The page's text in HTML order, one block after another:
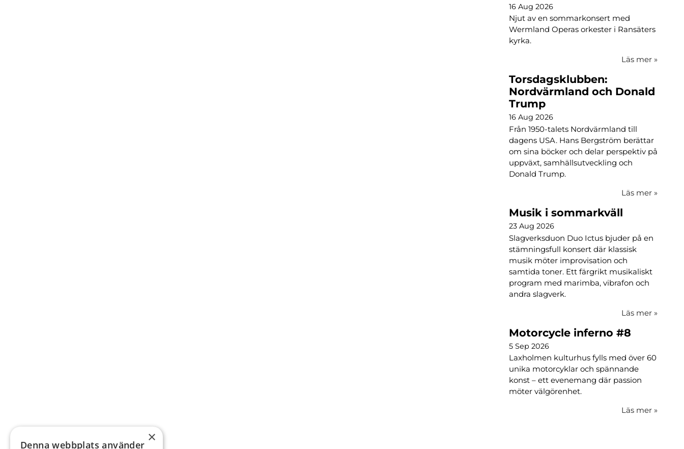
16 Aug 2026
Njut av en sommarkonsert med
Wermland Operas orkester i Ransäters
kyrka.
Läs mer »
Torsdagsklubben:
Nordvärmland och Donald
Trump
16 Aug 2026
Från 1950-talets Nordvärmland till
dagens USA. Hans Bergström berättar
om sina böcker och delar perspektiv på
uppväxt, samhällsutveckling och
Donald Trump.
Läs mer »
Musik i sommarkväll
23 Aug 2026
Slagverksduon Duo Ictus bjuder på en
stämningsfull konsert där klassisk
musik möter improvisation och
samtida toner. Ett färgrikt musikaliskt
program med marimba, vibrafon och
andra slagverk.
Läs mer »
Motorcycle inferno #8
5 Sep 2026
Laxholmen kulturhus fylls med över 60
unika motorcyklar och spännande
konst – ett evenemang där passion
möter välgörenhet.
Läs mer »
×
Denna webbplats använder